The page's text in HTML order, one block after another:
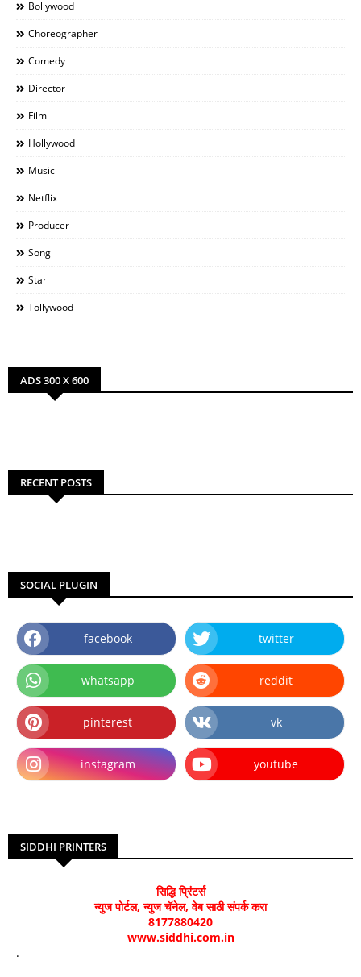
Bollywood
Choreographer
Comedy
Director
Film
Hollywood
Music
Netflix
Producer
Song
Star
Tollywood
ADS 300 X 600
RECENT POSTS
SOCIAL PLUGIN
facebook twitter
whatsapp reddit
pinterest vk
instagram youtube
SIDDHI PRINTERS
सिद्धि प्रिंटर्स
न्युज पोर्टल, न्युज चॅनेल, वेब साठी संपर्क करा
8177880420
www.siddhi.com.in
.